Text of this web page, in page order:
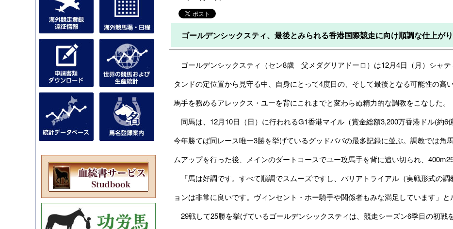
ゴールデンシックスティ、最後とみられる香港国際競走に向け順調な仕上がり
ゴールデンシックスティ（セン8歳 父メダグリアドーロ）は12月4日（月）シャ
タンドの定位置から見守る中、自身にとって4度目の、そして最後となる可能性の高
馬手を務めるアレックス・ユーを背にこれまでと変わらぬ精力的な調教をこなした。
同馬は、12月10日（日）に行われるG1香港マイル（賞金総額3,200万香港ドル(約6
今年勝てば同レース唯一3勝を挙げているグッドババの最多記録に並ぶ。調教では角
ムアップを行った後、メインのダートコースでユー攻馬手を背に追い切られ、
「馬は好調です。すべて順調でスムーズですし、バリアトライアル（実戦形式の
ョンは非常に良いです。ヴィンセント・ホー騎手や関係者もみな満足しています」と
29戦して25勝を挙げているゴールデンシックスティは、競走シーズン6季目の初戦